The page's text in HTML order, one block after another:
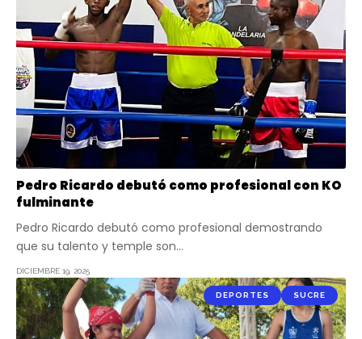
Pedro Ricardo debutó como profesional con KO
fulminante
Pedro Ricardo debutó como profesional demostrando
que su talento y temple son…
DICIEMBRE 19, 2025
DEPORTES SUCRE